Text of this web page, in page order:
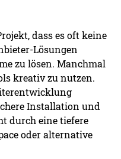
dass es oft keine
Lösungen
zu lösen. Manchmal
kreativ zu nutzen.
Installation und
durch eine tiefere
oder alternative